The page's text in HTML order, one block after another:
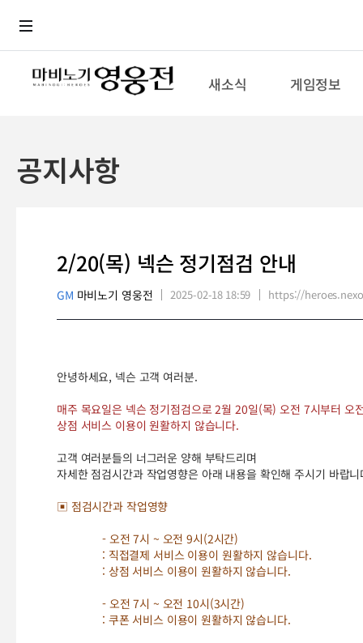
새소식 게임정보
공지사항
2/20(목) 넥슨 정기점검 안내
GM 마비노기 영웅전 2025-02-18 18:59 https://
안녕하세요, 넥슨 고객 여러분.
매주 목요일은 넥슨 정기점검으로 2월 20일(목) 오전 7시부터 오
상점 서비스 이용이 원활하지 않습니다.
고객 여러분들의 너그러운 양해 부탁드리며
자세한 점검시간과 작업영향은 아래 내용을 확인해 주시기 바랍니
▣ 점검시간과 작업영향
- 오전 7시 ~ 오전 9시(2시간)
: 직접결제 서비스 이용이 원활하지 않습니다.
: 상점 서비스 이용이 원활하지 않습니다.
- 오전 7시 ~ 오전 10시(3시간)
: 쿠폰 서비스 이용이 원활하지 않습니다.